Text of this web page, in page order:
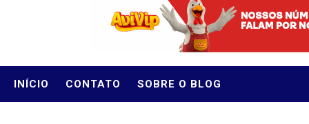
INÍCIO CONTATO SOBRE O BLOG